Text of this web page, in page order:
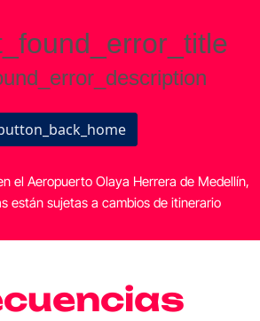
el Aeropuerto Olaya Herrera de Medellín,
están sujetas a cambios de itinerario